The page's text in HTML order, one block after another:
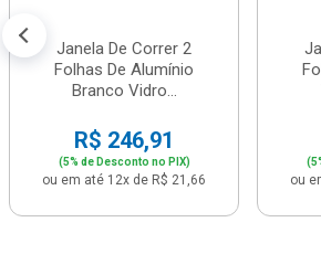
Janela De Correr 2
Folhas De Alumínio
Branco Vidro...
R$ 246,91
(5% de Desconto no PIX)
ou em até 12x de R$ 21,66 ou